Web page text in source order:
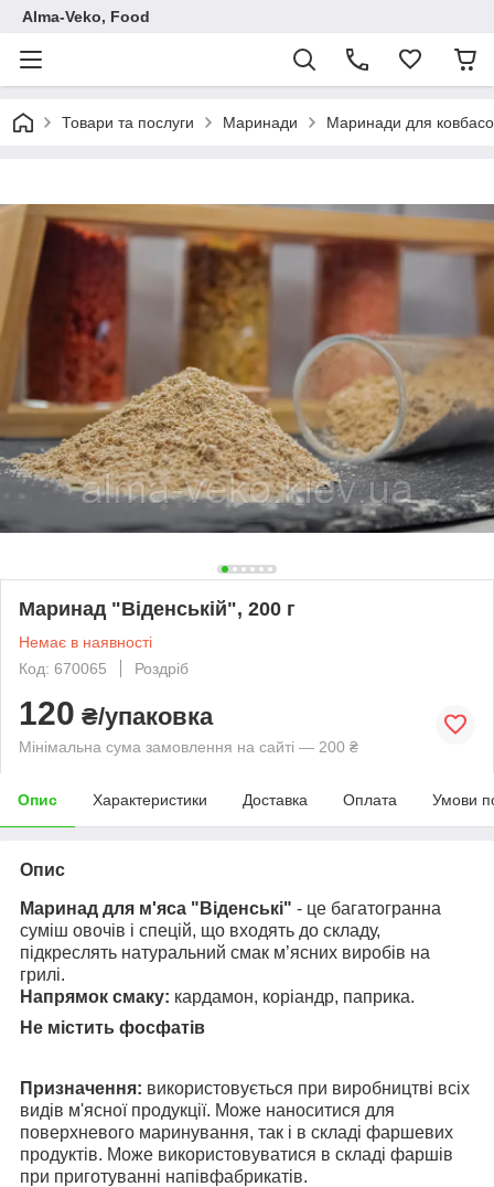
Аlma-Veko, Food
Товари та послуги Маринади Маринади для
Маринад "Віденській", 200 г
Немає в наявності
Код: 670065
Роздріб
120 ₴/упаковка
Мінімальна сума замовлення на сайті — 200 ₴
Опис Характеристики Доставка Оплата Умови
Опис
Маринад для м'яса "Віденські" - це багатогранна
суміш овочів і спецій, що входять до складу,
підкреслять натуральний смак м’ясних виробів на
грилі.
Напрямок смаку: кардамон, коріандр, паприка.
Не містить фосфатів
Призначення: використовується при виробництві всіх
видів м'ясної продукції. Може наноситися для
поверхневого маринування, так і в складі фаршевих
продуктів. Може використовуватися в складі фаршів
при приготуванні напівфабрикатів.